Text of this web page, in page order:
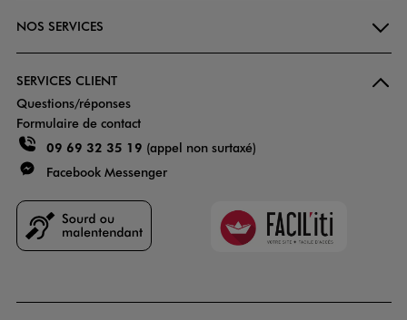
NOS SERVICES
SERVICES CLIENT
Questions/réponses
Formulaire de contact
09 69 32 35 19 (appel non surtaxé)
Facebook Messenger
Faciliti